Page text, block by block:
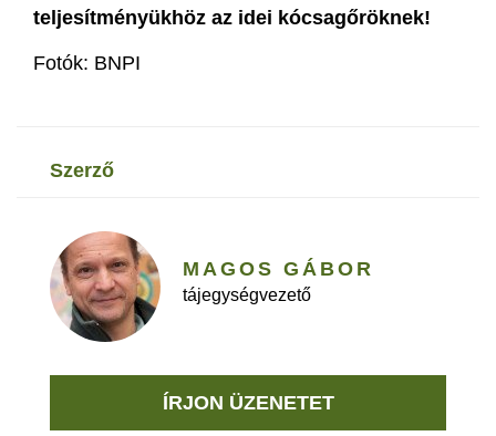
teljesítményükhöz az idei kócsagőröknek!
Fotók: BNPI
szerző
MAGOS GÁBOR
tájegységvezető
ÍRJON ÜZENETET